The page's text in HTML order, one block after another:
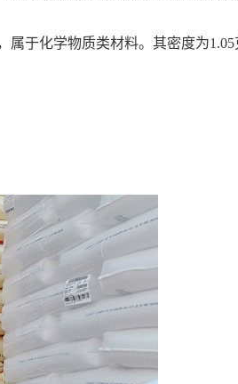
属于化学物质类材料。其密度为1.05